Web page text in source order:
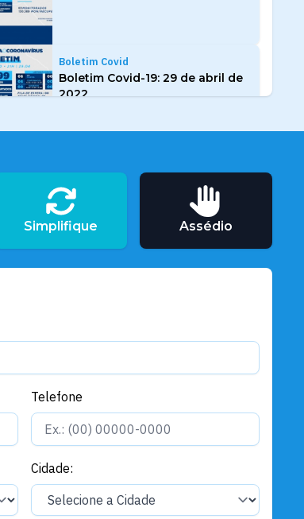
Boletim Covid
Boletim Covid-19: 29 de abril de
2022
Boletim Covid-19: 25 de abril de
2022
Simplifique Assédio
Telefone
Cidade: